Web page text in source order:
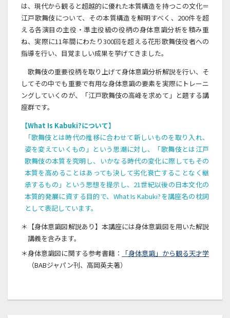
は、現代から観ると超越的に優れた本質構造を持つこの文化＝
江戸歌舞伎について、その本質構造を解明すべく、200件を超
える各演目の主役・準主役級の役柄の身体意識分析を積み重
ね、実際に11年間にわたり300回を超える花形歌舞伎役者への
指導を行い、目覚ましい成果を挙げてきました。
歌舞伎の重要役柄を取り上げて身体意識分析解説を行い、そ
してその中でも重要で有用な身体意識の要素を実際にトレーニ
ングしていくのが、「江戸歌舞伎の高峰を求めて」と題する講
座群です。
【What Is Kabuki?について】
「歌舞伎とは時代の推移に合わせて新しいものを取り入れ、
姿を変えていくもの」という思潮に対し、「歌舞伎とは江戸
歌舞伎の本質を究明し、いかなる時代の変化に際してもその
本質を高めることはあっても決して劣化衰亡することなく継
承するもの」という思想を提示し、21世紀以後の日本文化の
本質的発展に資する目的で、What Is Kabuki?を講座名の枕詞
として表記しています。
＊【身体意識図解説あり】本講座には身体意識図を用いた解説
講義を含みます。
＊身体意識図に関する参考書籍：
「身体意識」から観る天才学
（BABジャパン刊、高岡英夫著）